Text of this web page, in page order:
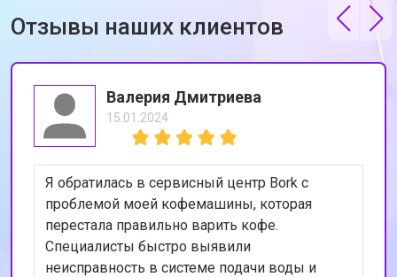
Отзывы наших клиентов
Валерия Дмитриева
15.01.2024
Я обратилась в сервисный центр Bork с
проблемой моей кофемашины, которая
перестала правильно варить кофе.
Специалисты быстро выявили
неисправность в системе подачи воды и